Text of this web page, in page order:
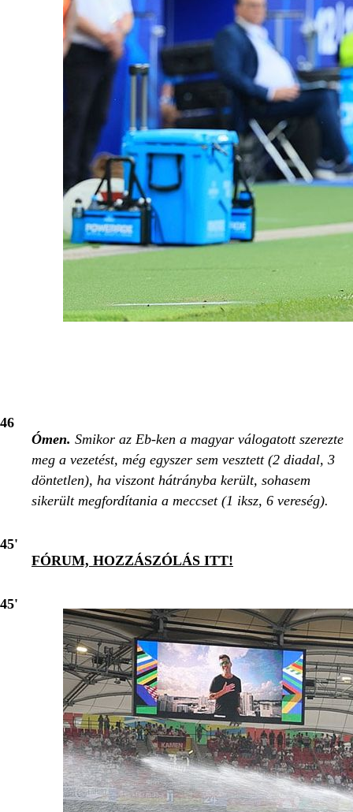
46
Ómen. Smikor az Eb-ken a magyar válogatott szerezte
meg a vezetést, még egyszer sem vesztett (2 diadal, 3
döntetlen), ha viszont hátrányba került, sohasem
sikerült megfordítania a meccset (1 iksz, 6 vereség).
45'
FÓRUM, HOZZÁSZÓLÁS ITT!
45'